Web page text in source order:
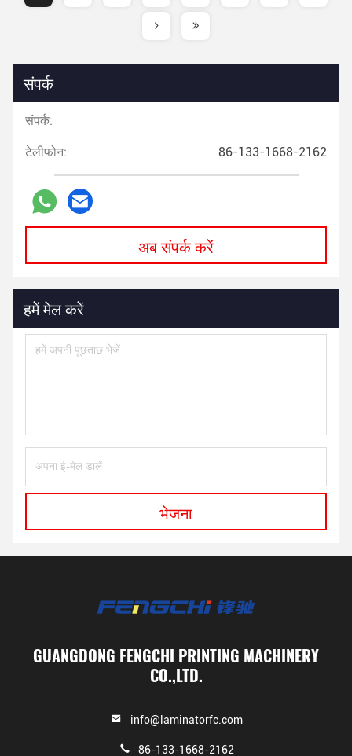
संपर्क
संपर्क:
टेलीफोन: 86-133-1668-2162
अब संपर्क करें
हमें मेल करें
भेजना
GUANGDONG FENGCHI PRINTING MACHINERY
CO.,LTD.
info@laminatorfc.com
86-133-1668-2162